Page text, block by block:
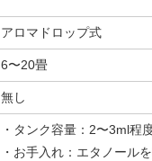
アロマドロップ式
6〜20畳
無し
・タンク容量：2〜3ml程
・お手入れ：エタノール